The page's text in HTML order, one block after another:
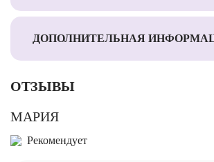
ДОПОЛНИТЕЛЬНАЯ
ОТЗЫВЫ
МАРИЯ
Рекомендует